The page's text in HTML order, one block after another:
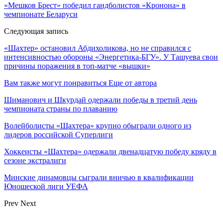
«Мешков Брест» победил гандболистов «Кронона» в
чемпионате Беларуси
Следующая запись
«Шахтер» остановил Абдихоликова, но не справился с
интенсивностью обороны «Энергетика-БГУ». У Ташуева свои
причины поражения в топ-матче «вышки»
Вам также могут понравиться Еще от автора
Шиманович и Шкурдай одержали победы в третий день
чемпионата страны по плаванию
Волейболисты «Шахтера» крупно обыграли одного из
лидеров российской Суперлиги
Хоккеисты «Шахтера» одержали двенадцатую победу кряду в
сезоне экстралиги
Минские динамовцы сыграли вничью в квалификации
Юношеской лиги УЕФА
Prev Next